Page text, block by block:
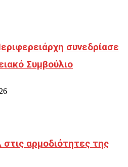
συνεδρίασε
Συμβούλιο
αρμοδιότητες της